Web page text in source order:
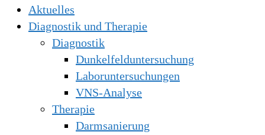
Aktuelles
Diagnostik und Therapie
Diagnostik
Dunkelfelduntersuchung
Laboruntersuchungen
VNS-Analyse
Therapie
Darmsanierung